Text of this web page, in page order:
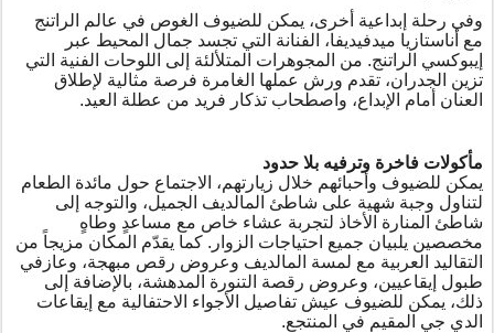
وفي رحلة إبداعية أخرى، يمكن للضيوف الغوص في عالم الراتنج
مع أناستازيا ميدفيديفا، الفنانة التي تجسد جمال المحيط عبر
إيبوكسي الراتنج. من المجوهرات المتلألئة إلى اللوحات الفنية التي
تزين الجدران، تقدم ورش عملها الغامرة فرصة مثالية لإطلاق
العنان أمام الإبداع، واصطحاب تذكار فريد من عطلة العيد.
مأكولات فاخرة وترفيه بلا حدود
يمكن للضيوف وأحبائهم خلال زيارتهم، الاجتماع حول مائدة الطعام
لتناول وجبة شهية على شاطئ المالديف الجميل، والتوجه إلى
شاطئ المنارة الأخاذ لتجربة عشاء خاص مع مساعدٍ وطاهٍ
مخصصين يلبيان جميع احتياجات الزوار. كما يقدّم المكان مزيجاً من
التقاليد العربية مع لمسة المالديف وعروض رقص مبهجة، وعازفي
طبول إيقاعيين، وعروض رقصة التنورة المدهشة، بالإضافة إلى
ذلك، يمكن للضيوف عيش تفاصيل الأجواء الاحتفالية مع إيقاعات
الدي جي المقيم في المنتجع.